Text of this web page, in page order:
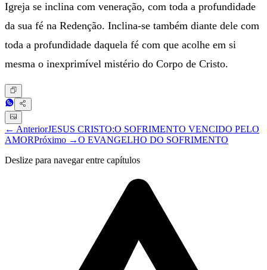
Igreja se inclina com veneração, com toda a profundidade
da sua fé na Redenção. Inclina-se também diante dele com
toda a profundidade daquela fé com que acolhe em si
mesma o inexprimível mistério do Corpo de Cristo.
← AnteriorJESUS CRISTO:O SOFRIMENTO VENCIDO PELO
AMORPróximo →O EVANGELHO DO SOFRIMENTO
Deslize para navegar entre capítulos